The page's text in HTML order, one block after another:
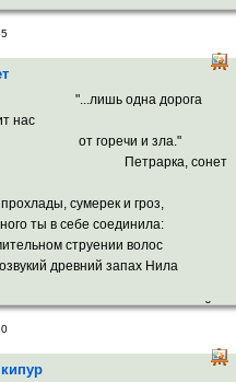
ты облачишься в Божье Слово,
ты смело станешь
твои слова впопад,
одна дорога
нас
горечи и зла."
сонет
сумерек и гроз,
ты в себе соединила:
струении волос
древний запах Нила
с космоса неведомою силой;
арфой тонкий нос
сверкают влагой белых роз.